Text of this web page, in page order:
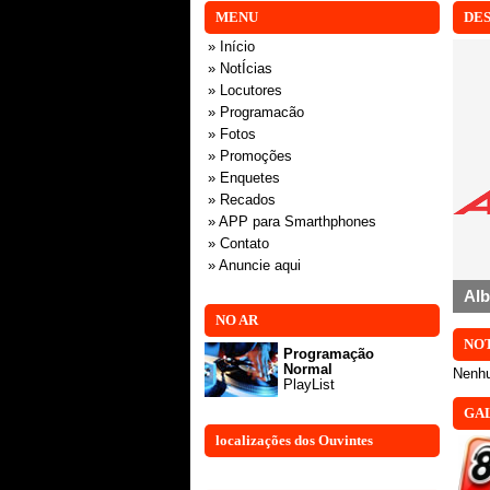
MENU
» Início
» NotÍcias
» Locutores
» Programacão
» Fotos
» Promoções
» Enquetes
» Recados
» APP para Smarthphones
» Contato
» Anuncie aqui
NO AR
Programação
Normal
PlayList
localizações dos Ouvintes